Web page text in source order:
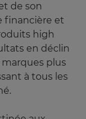
de son
financière et
high
en déclin
plus
à tous les